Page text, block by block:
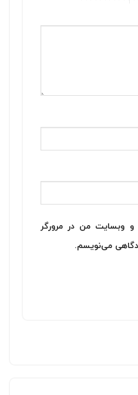
و وبسایت من در مرورگر
می‌نویسم.